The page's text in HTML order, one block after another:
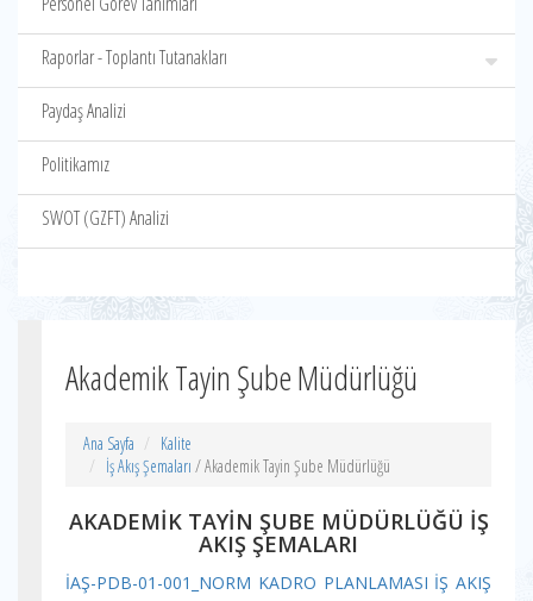
Raporlar - Toplantı Tutanakları
Paydaş Analizi
Politikamız
SWOT (GZFT) Analizi
Akademik Tayin Şube Müdürlüğü
Ana Sayfa
Kalite
İş Akış Şemaları / Akademik Tayin Şube Müdürlüğü
AKADEMİK TAYİN ŞUBE MÜDÜRLÜĞÜ İŞ
AKIŞ ŞEMALARI
İAŞ-PDB-01-001_NORM KADRO PLANLAMASI İŞ AKIŞ